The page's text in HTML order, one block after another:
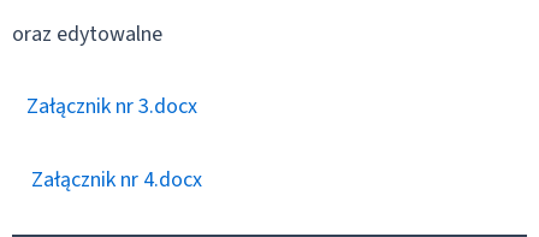
oraz edytowalne
Załącznik nr 3.docx
Załącznik nr 4.docx